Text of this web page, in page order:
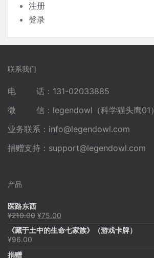
注册
登录
联系我们
电 话：131-02033885
微 信：legendowl（科学猫头鹰01）
业务联系： info@legendowl.com
捐赠支持： support@legendowl.com
产品
医路东西
¥210.00 原
为：
¥75.00
价
《藏于土中的生命七家族》（游戏卡牌）
¥96.00
捐赠